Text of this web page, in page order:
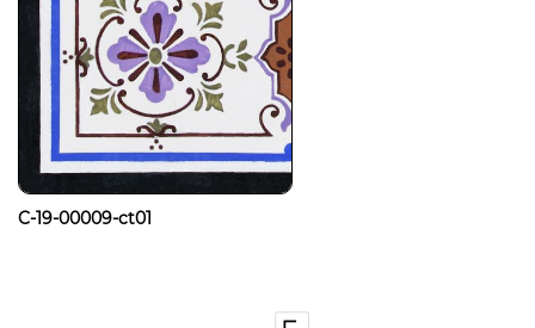
C-19-00009-ct01